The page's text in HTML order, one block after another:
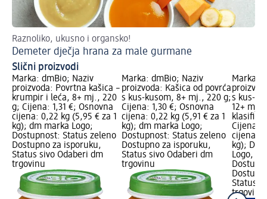
Raznoliko, ukusno i organsko!
Demeter dječja hrana za male gurmane
Slični proizvodi
Marka: dmBio; Naziv
proizvoda: Povrtna kašica –
krumpir i leća, 8+ mj., 220
g; Cijena: 1,31 €; Osnovna
cijena: 0,22 kg (5,95 € za 1
kg); dm marka Logo;
Dostupnost: Status zeleno
Dostupno za isporuku,
Status sivo Odaberi dm
trgovinu
Marka: dmBio; Naziv
proizvoda: Kašica od povrća
s kus-kusom, 8+ mj., 220 g;
Cijena: 1,30 €; Osnovna
cijena: 0,22 kg (5,91 € za 1
kg); dm marka Logo;
Dostupnost: Status zeleno
Dostupno za isporuku,
Status sivo Odaberi dm
trgovinu
Marka:
s kus-
12+ mj.,
Cijena:
cijena:
kg);
Logo,
Status
trgovine